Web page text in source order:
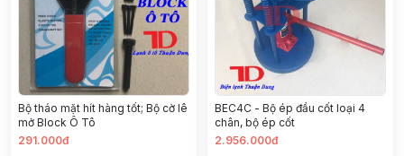
Bộ tháo mặt hít hàng tốt; Bộ cờ lê
mở Block Ô Tô
291.000đ
BEC4C - Bộ ép đầu cốt loại 4
chân, bộ ép cốt
2.956.000đ